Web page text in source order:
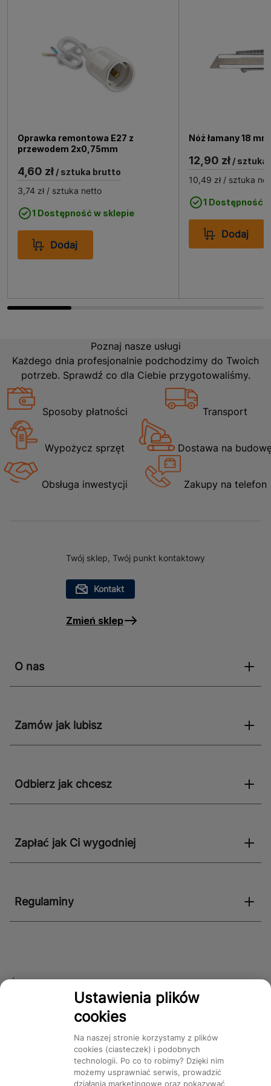
Oprawka remontowa E27 z
przewodem 2x0,75mm
4,60 zł / sztuka brutto
3,74 zł / sztuka netto
1 Dostępność w sklepie
Dodaj
Nóż łamany 18 mm
12,90 zł/ sztuka
10,49 zł/ sztuka
1 Dostępność
Dodaj
Poznaj nasze usługi
Każdego dnia profesjonalnie podchodzimy do Twoich
potrzeb. Sprawdź co dla Ciebie przygotowaliśmy.
Sposoby płatności Transport
Wypożycz sprzęt Dostawa na
Obsługa inwestycji Zakupy na telefon
Twój sklep, Twój punkt kontaktowy
Kontakt
Zmień sklep
O nas
Zamów jak lubisz
Odbierz jak chcesz
Zapłać jak Ci wygodniej
Regulaminy
Śledź nas!
Ustawienia plików
cookies
Na naszej stronie korzystamy z plików
cookies (ciasteczek) i podobnych
technologii. Po co to robimy? Dzięki nim
możemy usprawniać serwis, prowadzić
działania marketingowe oraz pokazywać